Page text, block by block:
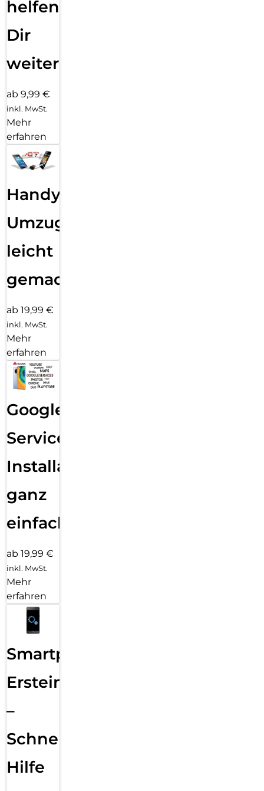
helfen
Dir
weiter
ab 9,99 €
inkl. MwSt.
Mehr
erfahren
Handy
Umzug
leicht
gemacht!
ab 19,99 €
inkl. MwSt.
Mehr
erfahren
Google
Services
Installation
ganz
einfach
ab 19,99 €
inkl. MwSt.
Mehr
erfahren
Smartphone
Ersteinrichtung
–
Schnelle
Hilfe